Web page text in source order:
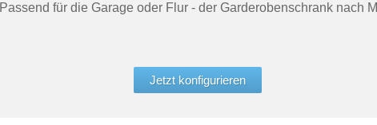
Passend für die Garage oder Flur - der Garderobenschrank nach
Jetzt konfigurieren